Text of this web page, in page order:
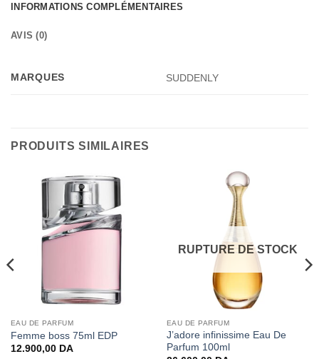
INFORMATIONS COMPLÉMENTAIRES
AVIS (0)
MARQUES SUDDENLY
PRODUITS SIMILAIRES
EAU DE PARFUM
Femme boss 75ml EDP
12.900,00 DA
RUPTURE DE STOCK
EAU DE PARFUM
J’adore infinissime Eau De
Parfum 100ml